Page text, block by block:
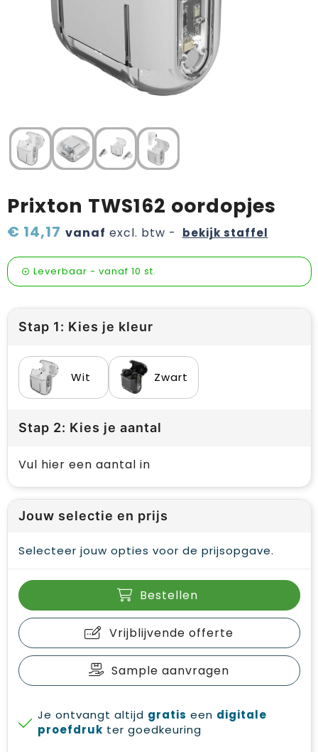
Verzorging & welness
Onderweg
Pasen
Sinterklaas artikelen
Wijn, bier en proeverij
Zomerpakketten
Prixton TWS162 oordopjes
€ 14,17 vanaf excl. btw - bekijk staffel
Leverbaar - vanaf 10 st.
Stap 1: Kies je kleur
Wit Zwart
Stap 2: Kies je aantal
Vul hier een aantal in
Jouw selectie en prijs
Selecteer jouw opties voor de prijsopgave.
Bestellen
Vrijblijvende offerte
Sample aanvragen
Je ontvangt altijd gratis een digitale
proefdruk ter goedkeuring